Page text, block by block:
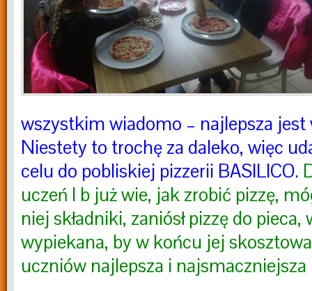
wszystkim wiadomo – najlepsza jest
Niestety to trochę za daleko, więc
celu do pobliskiej pizzerii BASILICO.
uczeń I b już wie, jak zrobić pizzę,
niej składniki, zaniósł pizzę do pieca,
wypiekana, by w końcu jej
uczniów najlepsza i